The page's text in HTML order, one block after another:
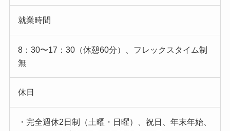
就業時間
8：30〜17：30（休憩60分）、フレックスタイム制
無
休日
・完全週休2日制（土曜・日曜）、祝日、年末年始、